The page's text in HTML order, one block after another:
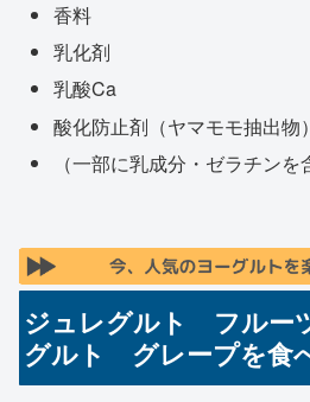
香料
乳化剤
乳酸Ca
酸化防止剤（ヤマモモ抽出物）
（一部に乳成分・ゼラチンを
ジュレグルト フルー
グルト グレープを食